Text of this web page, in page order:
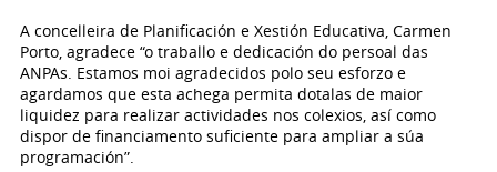
A concelleira de Planificación e Xestión Educativa, Carmen
Porto, agradece “o traballo e dedicación do persoal das
ANPAs. Estamos moi agradecidos polo seu esforzo e
agardamos que esta achega permita dotalas de maior
liquidez para realizar actividades nos colexios, así como
dispor de financiamento suficiente para ampliar a súa
programación”.